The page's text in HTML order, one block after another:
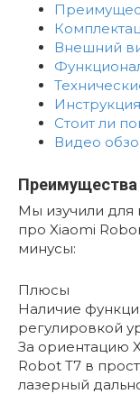
Внешний
Стоит ли
Видео
Преимущества
Мы изучили
про Xiaomi
минусы:
Плюсы
Наличие
регулировкой
За ориентацию
Robot T7 в
лазерный